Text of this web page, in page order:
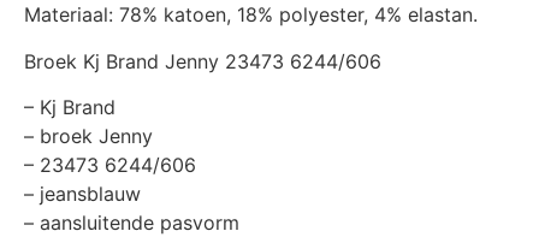
Materiaal: 78% katoen, 18% polyester, 4% elastan.
Broek Kj Brand Jenny 23473 6244/606
– Kj Brand
– broek Jenny
– 23473 6244/606
– jeansblauw
– aansluitende pasvorm